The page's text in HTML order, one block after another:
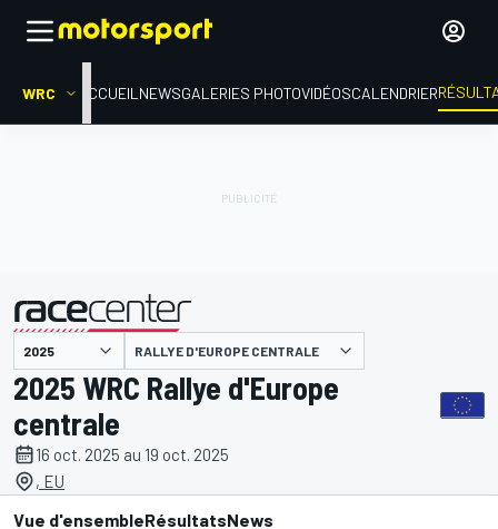
WRC ACCUEIL NEWSGALERIES PHOTOVIDÉOSCALENDRIER
présenté par RALLYE D'EUROPE CENTRALE
2025 WRC Rallye d'Europe
centrale
16 oct. 2025 au 19 oct. 2025
, EU
Vue d'ensembleRésultatsNews